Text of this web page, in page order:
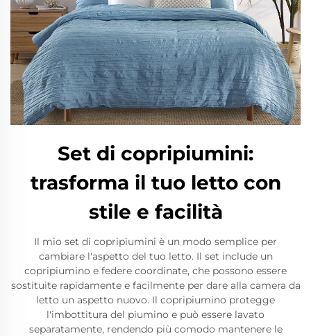
Set di copripiumini:
trasforma il tuo letto con
stile e facilità
Il mio set di copripiumini è un modo semplice per
cambiare l'aspetto del tuo letto. Il set include un
copripiumino e federe coordinate, che possono essere
sostituite rapidamente e facilmente per dare alla camera da
letto un aspetto nuovo. Il copripiumino protegge
l'imbottitura del piumino e può essere lavato
separatamente, rendendo più comodo mantenere le